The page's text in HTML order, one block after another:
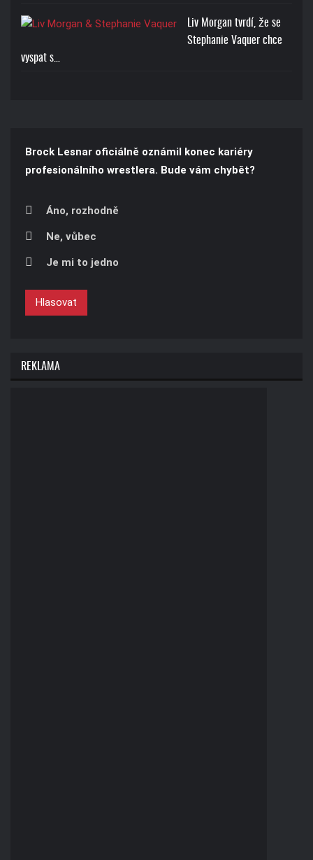
Liv Morgan tvrdí, že se
Stephanie Vaquer chce
vyspat s…
Brock Lesnar oficiálně oznámil konec kariéry
profesionálního wrestlera. Bude vám chybět?
Áno, rozhodně
Ne, vůbec
Je mi to jedno
Hlasovat
REKLAMA